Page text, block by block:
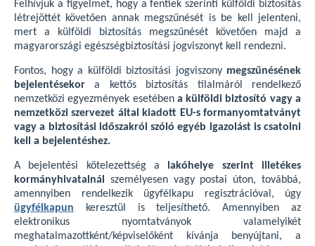
Felhívjuk a figyelmet, hogy a fentiek szerinti külföldi biztosítás
létrejöttét követően annak megszűnését is be kell jelenteni,
mert a külföldi biztosítás megszűnését követően majd a
magyarországi egészségbiztosítási jogviszonyt kell rendezni.
Fontos, hogy a külföldi biztosítási jogviszony megszűnésének
bejelentésekora kettős biztosítás tilalmáról rendelkező
nemzetközi egyezmények esetébena külföldi biztosító vagy a
nemzetközi szervezet által kiadott EU-s formanyomtatványt
vagy a biztosítási időszakról szóló egyéb igazolást is csatolni
kell a bejelentéshez.
A bejelentési kötelezettség a
lakóhelye szerint illetékes
kormányhivatalnál személyesen vagy postai úton, továbbá,
amennyiben rendelkezik ügyfélkapu regisztrációval, úgy
ügyfélkapun keresztül is teljesíthető. Amennyiben az
elektronikus nyomtatványok valamelyikét
meghatalmazottként/képviselőként kívánja benyújtani, a